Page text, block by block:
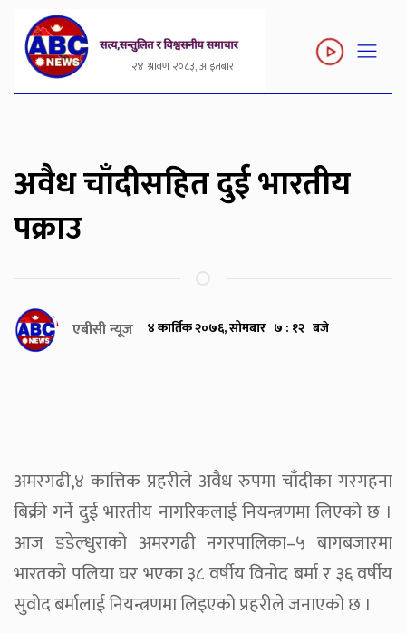
२४ श्रावण २०८३, आइतबार
अवैध चाँदीसहित दुई भारतीय
पक्राउ
एबीसी न्यूज ४ कार्तिक २०७६, सोमबार ७ : १२ बजे
अमरगढी,४ कात्तिक प्रहरीले अवैध रुपमा चाँदीका गरगहना
बिक्री गर्ने दुई भारतीय नागरिकलाई नियन्त्रणमा लिएको छ ।
आज डडेल्धुराको अमरगढी नगरपालिका–५ बागबजारमा
भारतको पलिया घर भएका ३८ वर्षीय विनोद बर्मा र ३६ वर्षीय
सुवोद बर्मालाई नियन्त्रणमा लिइएको प्रहरीले जनाएको छ ।